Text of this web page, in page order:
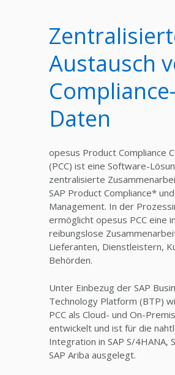
Austausch
Compliance-
Daten
opesus Product Compliance
(PCC) ist eine Software-
zentralisierte
SAP Product Compliance*
Management. In der
ermöglicht opesus PCC eine
reibungslose
Lieferanten, Dienstleistern,
Behörden.
Unter Einbezug der SAP
Technology Platform (BTP)
PCC als Cloud- und On-
entwickelt und ist für die
Integration in SAP S/4HANA,
SAP Ariba ausgelegt.